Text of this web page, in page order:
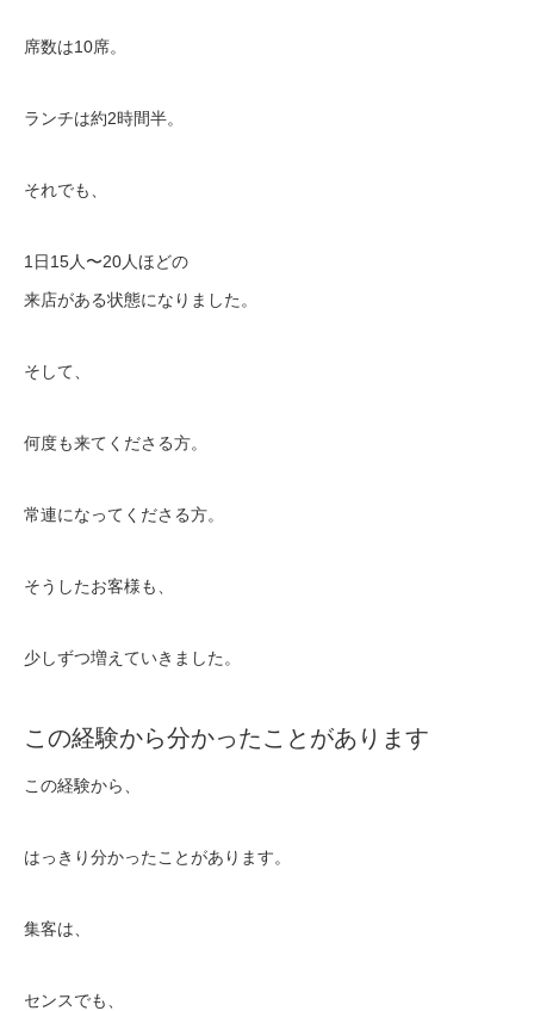
席数は10席。
ランチは約2時間半。
それでも、
1日15人〜20人ほどの
来店がある状態になりました。
そして、
何度も来てくださる方。
常連になってくださる方。
そうしたお客様も、
少しずつ増えていきました。
この経験から分かったことがあります
この経験から、
はっきり分かったことがあります。
集客は、
センスでも、